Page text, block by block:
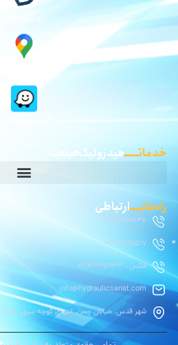
نقشه نشان
خدماتـــــهیدرولیک صنعت
راه‌هایــــارتباطی
02146870636
09126185517
فکس : 02141425933
info@hydraulicsanat.com
شهر قدس. خیابان چمن. انتهای کوچه سپهر. پلاک ۲۶